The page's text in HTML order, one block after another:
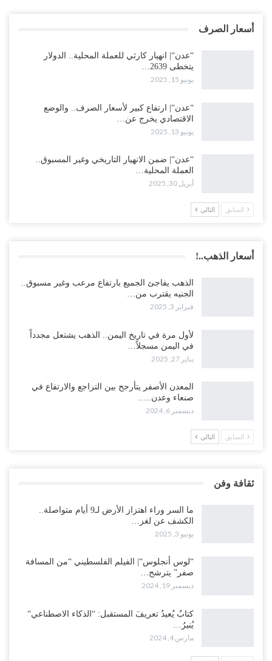
أسعار الصرف
“عدن“| انهيار كارثي للعملة المحلية.. الدولار
يتخطى 2639…
يونيو 15, 2025
“عدن“| ارتفاع كبير لأسعار الصرف.. والوضع
الاقتصادي يخرج عن…
يونيو 13, 2025
“عدن“| ضمن الانهيار التاريخي وغير المسبوق..
العملة المحلية…
أبريل 30, 2025
السابق التالي
أسعار الذهب..!
الذهب يفاجئ الجميع بارتفاع مرعب وغير مسبوق..
الجنيه يقترب من…
فبراير 3, 2025
لأول مرة في تاريخ اليمن.. الذهب يشتعل مجدداً
في اليمن مسجلاً…
يناير 27, 2025
المعدن الأصفر يتأرجح بين التراجع والارتفاع في
صنعاء وعدن..…
ديسمبر 6, 2024
السابق التالي
ثقافة وفن
ما السر وراء اهتزاز الأرض لـ9 أيام متواصلة..
الكشف عن لغز…
يونيو 3, 2025
“لوس أنجلوس“| الفيلم الفلسطيني “من المسافة
صفر” يترشح…
ديسمبر 19, 2024
كتابٌ يُعيدُ تعريفَ المستقبل: “الذكاء الاصطناعي“
يُنيرُ…
مارس 4, 2024